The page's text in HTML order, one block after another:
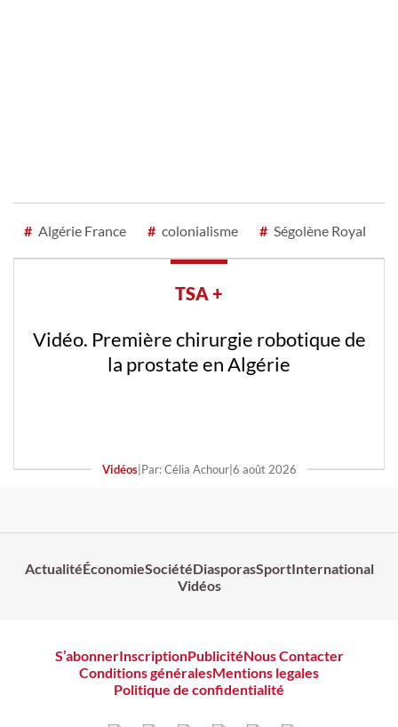
# Algérie France # colonialisme # Ségolène Royal
TSA +
Vidéo. Première chirurgie robotique de
la prostate en Algérie
Vidéos| Par: Célia Achour| 6 août 2026
ActualitéÉconomieSociétéDiasporasSportInternational
Vidéos
S’abonnerInscriptionPublicitéNous Contacter
Conditions généralesMentions legales
Politique de confidentialité